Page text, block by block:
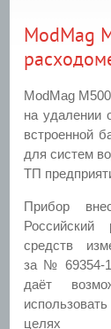
ModMag
ModMag
на удалении
встроенной
для систем
ТП
Прибор
Российский
средств
за № 69354-
даёт
целях